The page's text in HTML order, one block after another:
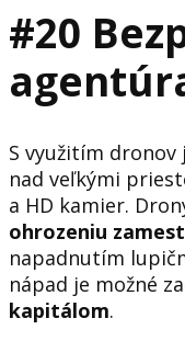
#20
S využitím dronov
nad veľkými
a HD kamier.
ohrozeniu
napadnutím
nápad je možné
kapitálom.